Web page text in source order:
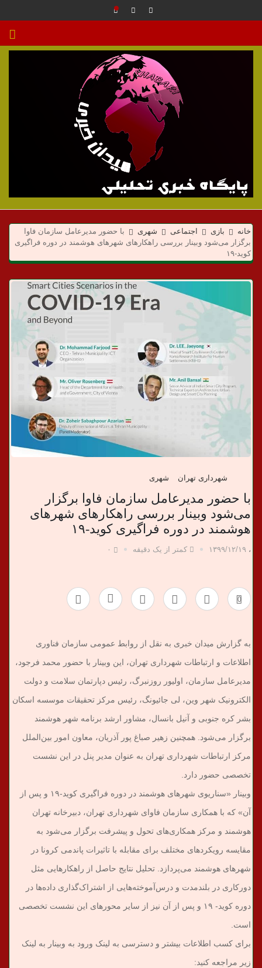
م
ی
د
ن
خ
ر
ی
خانه بازی اجتماعی شهری
با حضور مدیرعامل سازمان فاوا
برگزار می‌شود وبینار بررسی راهکارهای شهرهای هوشمند در دوره فراگیری
کوید-۱۹
شهرداری تهران شهری
با حضور مدیرعامل سازمان فاوا برگزار
می‌شود وبینار بررسی راهکارهای شهرهای
هوشمند در دوره فراگیری کوید-۱۹
، ۱۳۹۹/۱۲/۱۹ کمتر از یک دقیقه ۰
0
به گزارش میدان خبری به نقل از روابط عمومی سازمان فناوری
اطلاعات و ارتباطات شهرداری تهران، این وبینار با حضور محمد فرجود،
مدیرعامل سازمان، اولیور روزنبرگ، رئیس دپارتمان سلامت و دولت
الکترونیک شهر وین، لی جائیونگ، رئیس مرکز تحقیقات موسسه اسکان
بشر کره جنوبی و آنیل بانسال، مشاور ارشد برنامه شهر هوشمند
برگزار می‌شود. همچنین زهیر صباغ پور آذریان، معاون امور بین‌الملل
مرکز ارتباطات شهرداری تهران به عنوان مدیر پنل در این نشست
تخصصی حضور دارد.
وبینار «سناریوی شهرهای هوشمند در دوره فراگیری کوید-۱۹ و پس از
آن» که با همکاری سازمان فاوای شهرداری تهران، دبیرخانه تهران
هوشمند و مرکز همکاری‌های تحول و پیشرفت برگزار می‌شود به
مقایسه رویکردهای مختلف برای مقابله با تاثیرات پاندمی کرونا در
شهرهای هوشمند می‌پردازد. تحلیل نتایج حاصل از راهکارهایی مثل
دورکاری در بلندمدت و درس‌آموخته‌هایی از اشتراک‌گذاری داده‌ها در
دوره کوید- ۱۹ و پس از آن نیز از سایر محورهای این نشست تخصصی
است.
برای کسب اطلاعات بیشتر و دسترسی به لینک ورود به وبینار به لینک
زیر مراجعه کنید: